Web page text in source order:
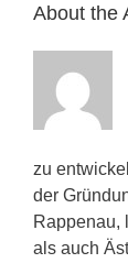
About the
zu
der
Rappenau,
als auch